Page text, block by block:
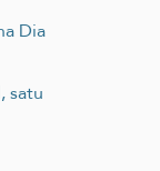
Dia
satu